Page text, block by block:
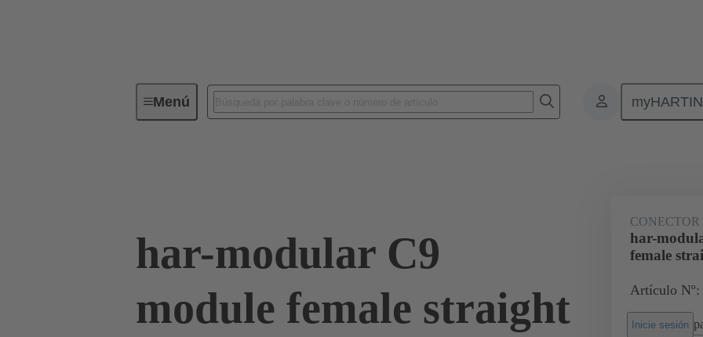
MenúConectividad de dispositivos Conectores de placa a placa de
har-modular C9
module female straight
har-
female
Artículo Nº:
Inicie sesión